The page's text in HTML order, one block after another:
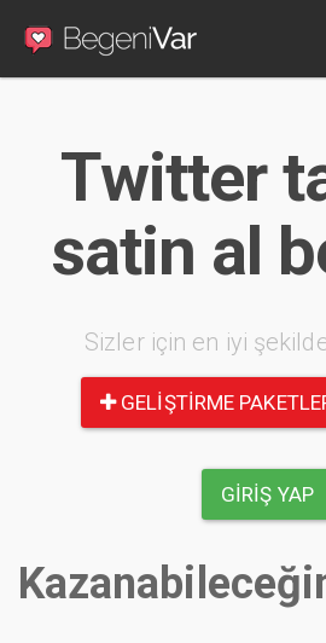
Twitter
satin al
Sizler için en iyi
GELIŞTIRME
GIRIŞ YAP